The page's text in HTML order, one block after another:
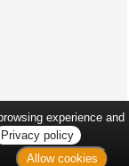
experience and
Privacy policy
Allow cookies